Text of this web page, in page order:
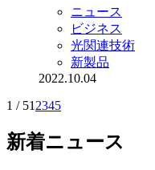
ニュース
ビジネス
光関連技術
新製品
2022.10.04
1 / 51 2345
新着ニュース